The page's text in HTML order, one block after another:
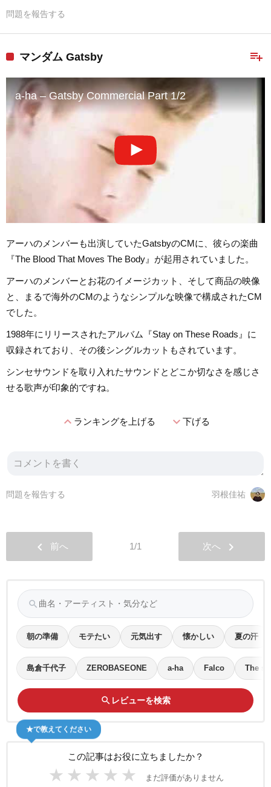
問題を報告する
playlist_add
マンダム Gatsby
a-ha – Gatsby Commercial Part 1/2
アーハのメンバーも出演していたGatsbyのCMに、彼らの楽曲
『The Blood That Moves The Body』が起用されていました。
アーハのメンバーとお花のイメージカット、そして商品の映像
と、まるで海外のCMのようなシンプルな映像で構成されたCM
でした。
1988年にリリースされたアルバム『Stay on These Roads』に
収録されており、その後シングルカットもされています。
シンセサウンドを取り入れたサウンドとどこか切なさを感じさ
せる歌声が印象的ですね。
expand_lessランキングを上げる expand_more下げる
羽根佳祐
問題を報告する
chevron_left 前へ 1/1 次へ chevron_right
search
朝の準備 モテたい 元気出す 懐かしい 夏の汗
島倉千代子 ZEROBASEONE a-ha Falco The
search レビューを検索
この記事はお役に立ちましたか？
★ ★ ★ ★ ★ まだ評価がありません
★で教えてください